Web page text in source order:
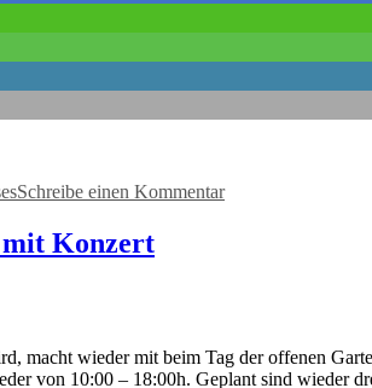
Schreibe einen KommentarÜbungsgruppe
mit Konzert
macht wieder mit beim Tag der offenen
von 10:00 – 18:00h. Geplant sind wieder